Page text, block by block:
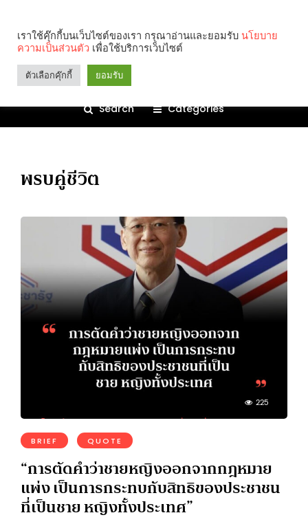
Search Categories
พรบคู่ชีวิต
225
BRIEF QUOTE
“การตัดคำว่าชายหญิงออกจากกฎหมาย
แพ่ง เป็นการกระทบกับสิทธิของประชาชน
ที่เป็นชาย หญิงทั้งประเทศ”
เราใช้คุ๊กกี้บนเว็บไซต์ของเรา กรุณาอ่านและยอมรับ นโยบาย
ความเป็นส่วนตัว เพื่อใช้บริการเว็บไซต์
ตัวเลือกคุ๊กกี้ ยอมรับ